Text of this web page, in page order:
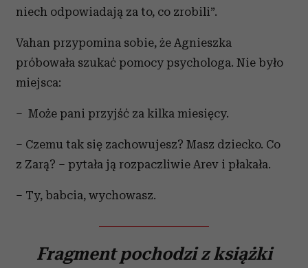
niech odpowiadają za to, co zrobili”.
Vahan przypomina sobie, że Agnieszka
próbowała szukać pomocy psychologa. Nie było
miejsca:
– Może pani przyjść za kilka miesięcy.
– Czemu tak się zachowujesz? Masz dziecko. Co
z Zarą? – pytała ją rozpaczliwie Arev i płakała.
– Ty, babcia, wychowasz.
Fragment pochodzi z książki